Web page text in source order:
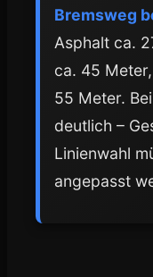
Bremsweg
Asphalt ca.
ca. 45
55 Meter.
deutlich –
Linienwahl
angepasst